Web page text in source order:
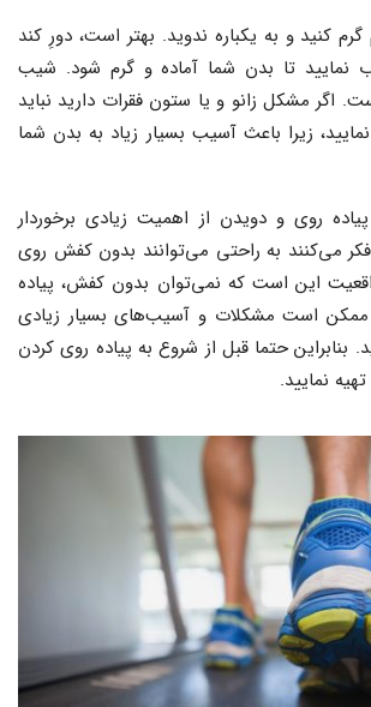
گرم کنید و به یکباره ندوید. بهتر است، دورِ کند
نمایید تا بدن شما آماده و گرم شود. شیب
اگر مشکل زانو و یا ستون فقرات دارید نباید
زیرا باعث آسیب بسیار زیاد به بدن شما
روی و دویدن از اهمیت زیادی برخوردار
می‌کنند به راحتی می‌توانند بدون کفش روی
این است که نمی‌توان بدون کفش، پیاده
ممکن است مشکلات و آسیب‌های بسیار زیادی
بنابراین حتما قبل از شروع به پیاده روی کردن
نمایید.